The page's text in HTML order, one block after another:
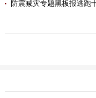
防震减灾专题黑板报逃跑